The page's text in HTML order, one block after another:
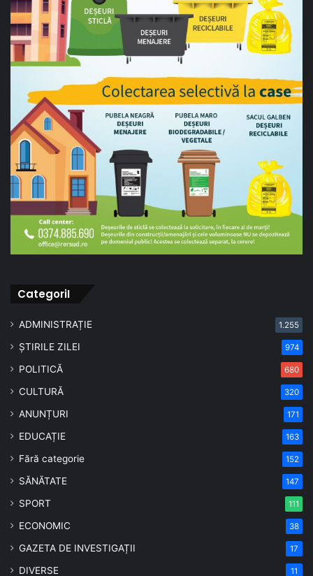
CategoriI
ADMINISTRAȚIE 1.255
ȘTIRILE ZILEI 974
POLITICĂ 680
CULTURĂ 320
ANUNȚURI 171
EDUCAȚIE 163
Fără categorie 152
SĂNĂTATE 147
SPORT 111
ECONOMIC 38
GAZETA DE INVESTIGAȚII 17
DIVERSE 11